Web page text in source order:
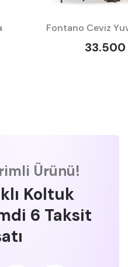
Fontano Ceviz
Ürünü!
Koltuk
6 Taksit